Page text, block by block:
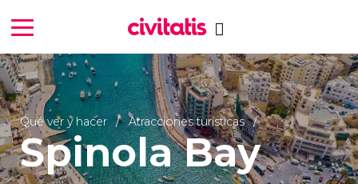
Qué ver y hacer Atracciones turísticas
Spinola Bay